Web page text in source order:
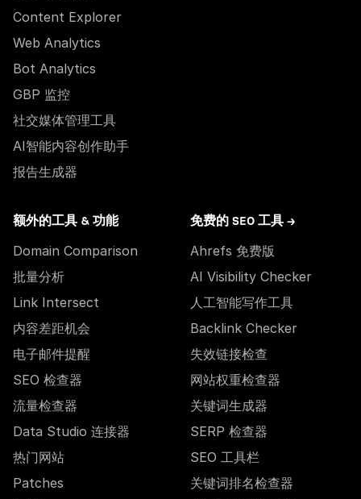
Content Explorer
Web Analytics
Bot Analytics
GBP 监控
社交媒体管理工具
AI智能内容创作助手
报告生成器
额外的工具 & 功能
Domain Comparison
批量分析
Link Intersect
内容差距机会
电子邮件提醒
SEO 检查器
流量检查器
Data Studio 连接器
热门网站
Patches
免费的 SEO 工具 →
Ahrefs 免费版
AI Visibility Checker
人工智能写作工具
Backlink Checker
失效链接检查
网站权重检查器
关键词生成器
SERP 检查器
SEO 工具栏
关键词排名检查器